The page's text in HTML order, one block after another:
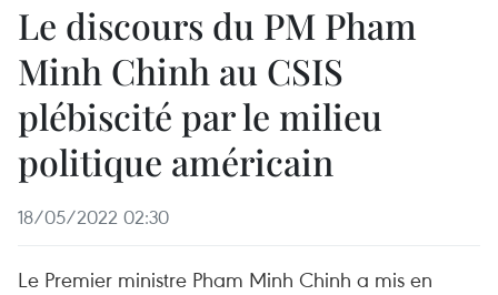
Le discours du PM Pham
Minh Chinh au CSIS
plébiscité par le milieu
politique américain
18/05/2022 02:30
Le Premier ministre Pham Minh Chinh a mis en